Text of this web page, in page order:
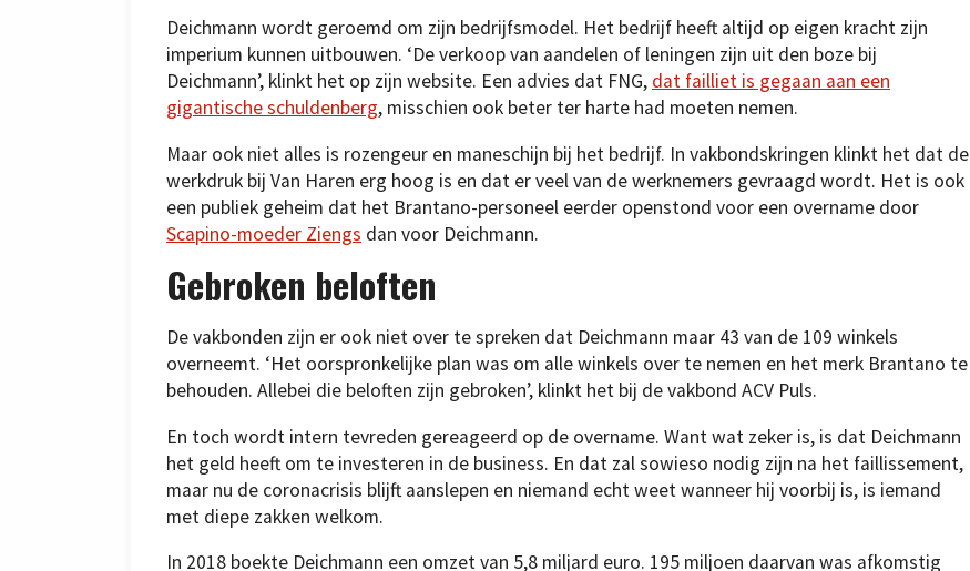
Deichmann wordt geroemd om zijn bedrijfsmodel. Het bedrijf heeft altijd op eigen kracht zijn
imperium kunnen uitbouwen. ‘De verkoop van aandelen of leningen zijn uit den boze bij
Deichmann’, klinkt het op zijn website. Een advies dat FNG, dat failliet is gegaan aan een
gigantische schuldenberg, misschien ook beter ter harte had moeten nemen.
Maar ook niet alles is rozengeur en maneschijn bij het bedrijf. In vakbondskringen klinkt het dat de
werkdruk bij Van Haren erg hoog is en dat er veel van de werknemers gevraagd wordt. Het is ook
een publiek geheim dat het Brantano-personeel eerder openstond voor een overname door
Scapino-moeder Ziengs dan voor Deichmann.
Gebroken beloften
De vakbonden zijn er ook niet over te spreken dat Deichmann maar 43 van de 109 winkels
overneemt. ‘Het oorspronkelijke plan was om alle winkels over te nemen en het merk Brantano te
behouden. Allebei die beloften zijn gebroken’, klinkt het bij de vakbond ACV Puls.
En toch wordt intern tevreden gereageerd op de overname. Want wat zeker is, is dat Deichmann
het geld heeft om te investeren in de business. En dat zal sowieso nodig zijn na het faillissement,
maar nu de coronacrisis blijft aanslepen en niemand echt weet wanneer hij voorbij is, is iemand
met diepe zakken welkom.
In 2018 boekte Deichmann een omzet van 5,8 miljard euro. 195 miljoen daarvan was afkomstig